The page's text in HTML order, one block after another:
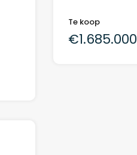
Te koop
€1.685.000